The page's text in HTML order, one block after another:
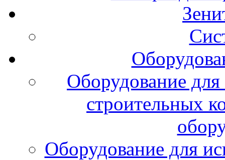
Оборудование
строительных
Оборудование для